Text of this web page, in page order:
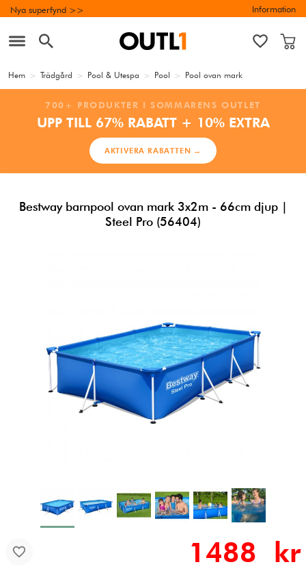
Nya superfynd >> Information
Hem > Trädgård > Pool & Utespa > Pool > Pool ovan mark
700+ PRODUKTER I SOMMARENS OUTLET
UPP TILL 67% RABATT + 10% EXTRA
AKTIVERA RABATTEN →
Bestway barnpool ovan mark 3x2m - 66cm djup |
Steel Pro (56404)
1488 kr